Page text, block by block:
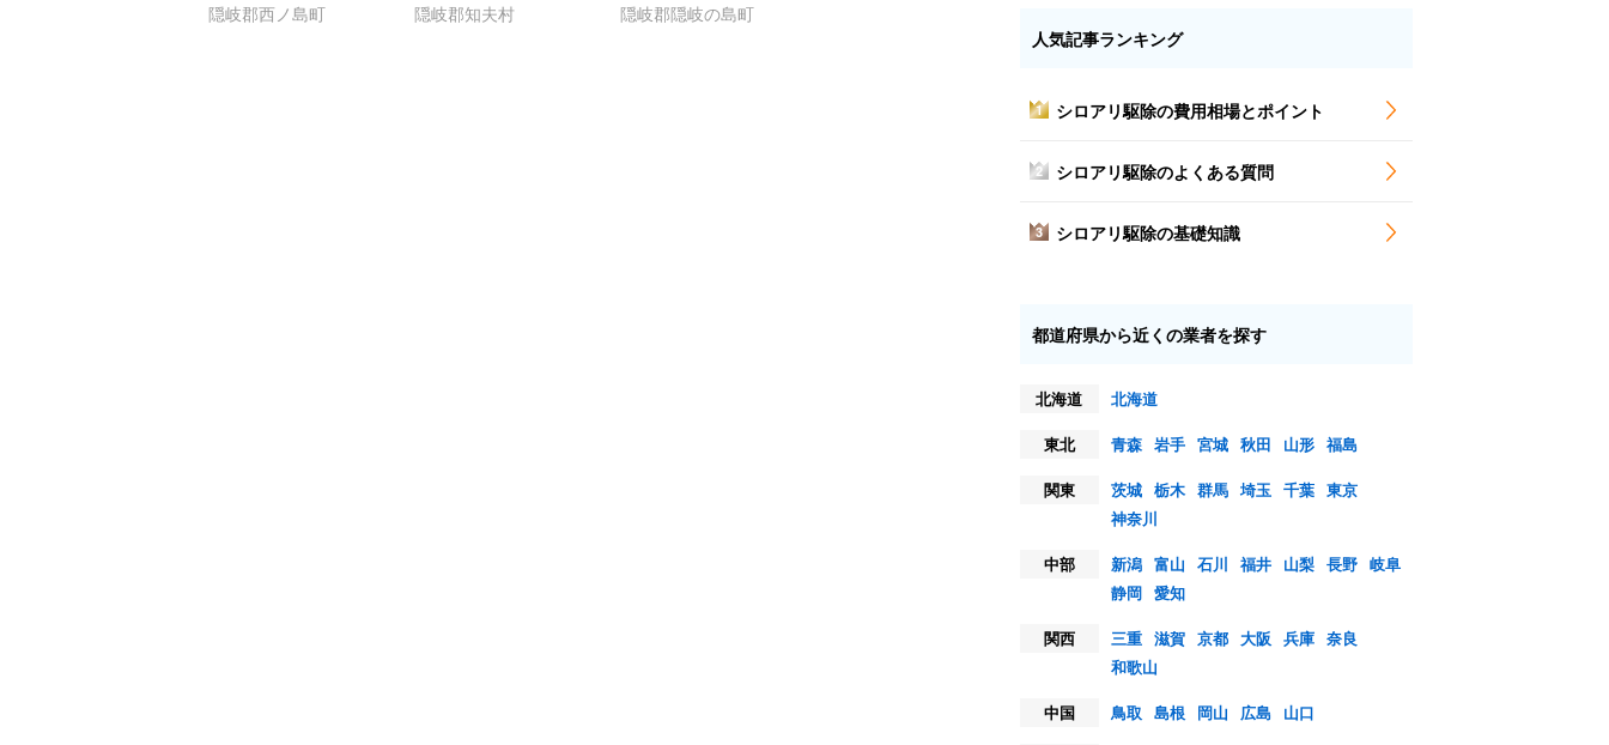
隠岐郡西ノ島町 隠岐郡知夫村 隠岐郡隠岐の島町
人気記事ランキング
1 シロアリ駆除の費用相場とポイント
2 シロアリ駆除のよくある質問
3 シロアリ駆除の基礎知識
都道府県から近くの業者を探す
北海道
北海道
東北
青森 岩手 宮城 秋田 山形 福島
関東
茨城 栃木 群馬 埼玉 千葉 東京
神奈川
中部
新潟 富山 石川 福井 山梨 長野 岐阜
静岡 愛知
関西
三重 滋賀 京都 大阪 兵庫 奈良
和歌山
中国
鳥取 島根 岡山 広島
山口